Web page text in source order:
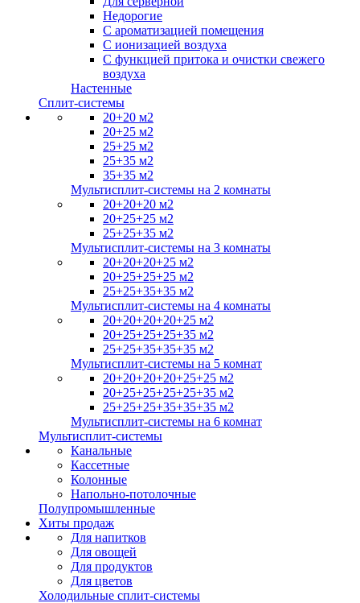
Недорогие
С ароматизацией помещения
С ионизацией воздуха
С функцией притока и очистки свежего
воздуха
Настенные
Сплит-системы
20+20 м2
20+25 м2
25+25 м2
25+35 м2
35+35 м2
Мультисплит-системы на 2 комнаты
20+20+20 м2
20+25+25 м2
25+25+35 м2
Мультисплит-системы на 3 комнаты
20+20+20+25 м2
20+25+25+25 м2
25+25+35+35 м2
Мультисплит-системы на 4 комнаты
20+20+20+20+25 м2
20+25+25+25+35 м2
25+25+35+35+35 м2
Мультисплит-системы на 5 комнат
20+20+20+20+25+25 м2
20+25+25+25+25+35 м2
25+25+25+35+35+35 м2
Мультисплит-системы на 6 комнат
Мультисплит-системы
Канальные
Кассетные
Колонные
Напольно-потолочные
Полупромышленные
Хиты продаж
Для напитков
Для овощей
Для продуктов
Для цветов
Холодильные сплит-системы